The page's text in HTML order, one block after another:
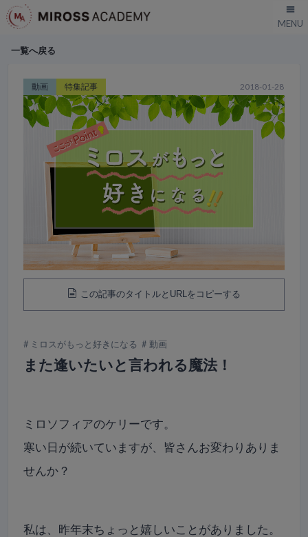
一覧へ戻る
2018-01-28
動画 特集記事
この記事のタイトルとURLをコピーする
ミロスがもっと好きになる 動画
また逢いたいと言われる魔法！
ミロソフィアのケリーです。
寒い日が続いていますが、皆さんお変わりありま
せんか？
私は、昨年末ちょっと嬉しいことがありました。